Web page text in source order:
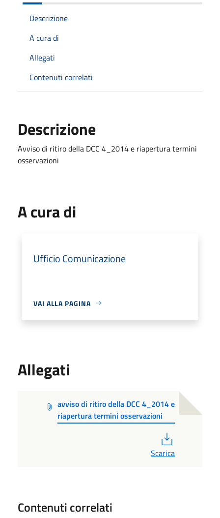
Descrizione
A cura di
Allegati
Contenuti correlati
Descrizione
Avviso di ritiro della DCC 4_2014 e riapertura termini
osservazioni
A cura di
Ufficio Comunicazione
VAI ALLA PAGINA
Allegati
avviso di ritiro della DCC 4_2014 e
riapertura termini osservazioni
Scarica
Contenuti correlati